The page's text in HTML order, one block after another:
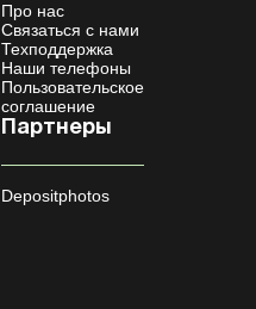
Про нас
Связаться с нами
Техподдержка
Наши телефоны
Пользовательское
соглашение
Партнеры
Depositphotos